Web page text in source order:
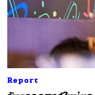
Report
SHARE